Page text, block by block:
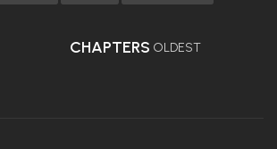
CHAPTERS OLDEST